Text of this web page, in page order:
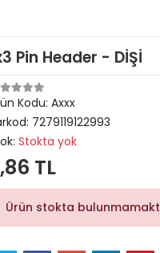
Pin Header - DİŞİ
Kodu: Axxx
7279119122993
Stokta yok
TL
Ürün stokta